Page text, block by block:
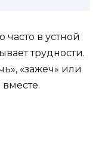
часто в устной
трудности.
«зажеч» или